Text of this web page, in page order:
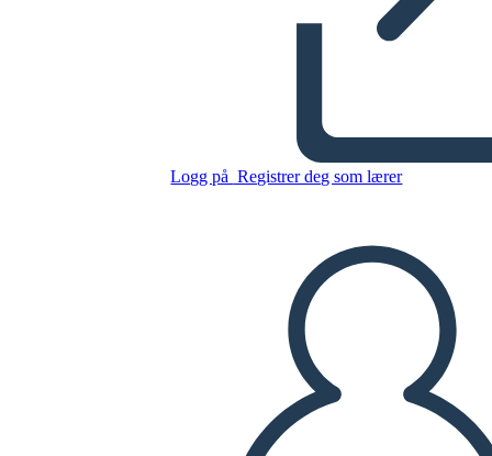
Logg på Registrer deg som lærer
Kopier dette storyboardet
LAGE ET STORYBOARD
SPILLE AV LYSBILDEFREMVISNING